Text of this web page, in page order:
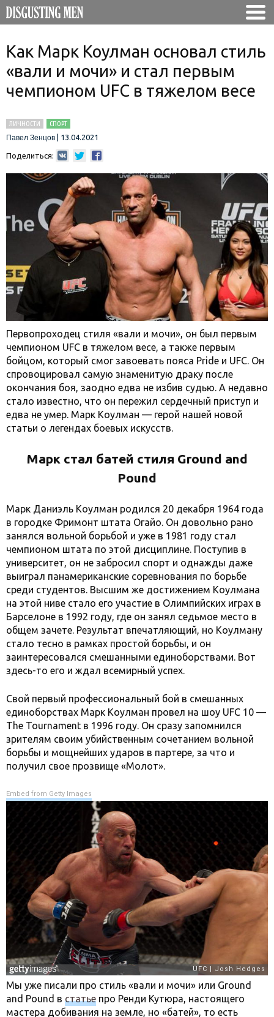
Как Марк Коулман основал стиль
«вали и мочи» и стал первым
чемпионом UFC в тяжелом весе
ЛИЧНОСТИ
СПОРТ
Павел Зенцов
13.04.2021
Поделиться:
Первопроходец стиля «вали и мочи», он был первым
чемпионом UFC в тяжелом весе, а также первым
бойцом, который смог завоевать пояса Pride и UFC. Он
спровоцировал самую знаменитую драку после
окончания боя, заодно едва не избив судью. А недавно
стало известно, что он пережил сердечный приступ и
едва не умер. Марк Коулман — герой нашей новой
статьи о легендах боевых искусств.
Марк стал батей стиля Ground and
Pound
Марк Даниэль Коулман родился 20 декабря 1964 года
в городке Фримонт штата Огайо. Он довольно рано
занялся вольной борьбой и уже в 1981 году стал
чемпионом штата по этой дисциплине. Поступив в
университет, он не забросил спорт и однажды даже
выиграл панамериканские соревнования по борьбе
среди студентов. Высшим же достижением Коулмана
на этой ниве стало его участие в Олимпийских играх в
Барселоне в 1992 году, где он занял седьмое место в
общем зачете. Результат впечатляющий, но Коулману
стало тесно в рамках простой борьбы, и он
заинтересовался смешанными единоборствами. Вот
здесь-то его и ждал всемирный успех.
Свой первый профессиональный бой в смешанных
единоборствах Марк Коулман провел на шоу UFC 10 —
The Tournament в 1996 году. Он сразу запомнился
зрителям своим убийственным сочетанием вольной
борьбы и мощнейших ударов в партере, за что и
получил свое прозвище «Молот».
Embed from Getty Images
Мы уже писали про стиль «вали и мочи» или Ground
and Pound в статье про Ренди Кутюра, настоящего
мастера добивания на земле, но «батей», то есть